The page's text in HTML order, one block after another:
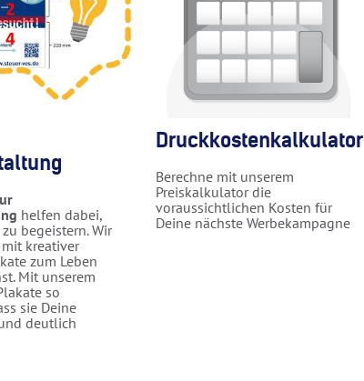
helfen dabei,
begeistern. Wir
kreativer
zum Leben
Mit unserem
so
sie Deine
deutlich
Druckkostenkalkulator
Berechne mit unserem
Preiskalkulator die
voraussichtlichen Kosten für
Deine nächste Werbekampagne